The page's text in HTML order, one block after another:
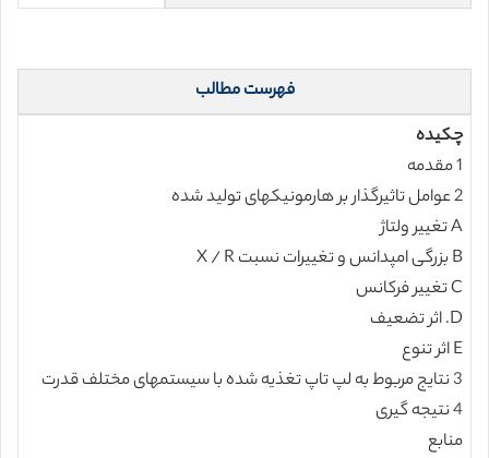
فهرست مطالب
چکیده
1 مقدمه
2 عوامل تاثیرگذار بر هارمونیکهای تولید شده
A تغییر ولتاژ
B بزرگی امپدانس و تغییرات نسبت X / R
C تغییر فرکانس
D. اثر تضعیف
E اثر تنوع
3 نتایج مربوط به لپ تاپ تغذیه شده با سیستمهای مختلف قدرت
4 نتیجه گیری
منابع